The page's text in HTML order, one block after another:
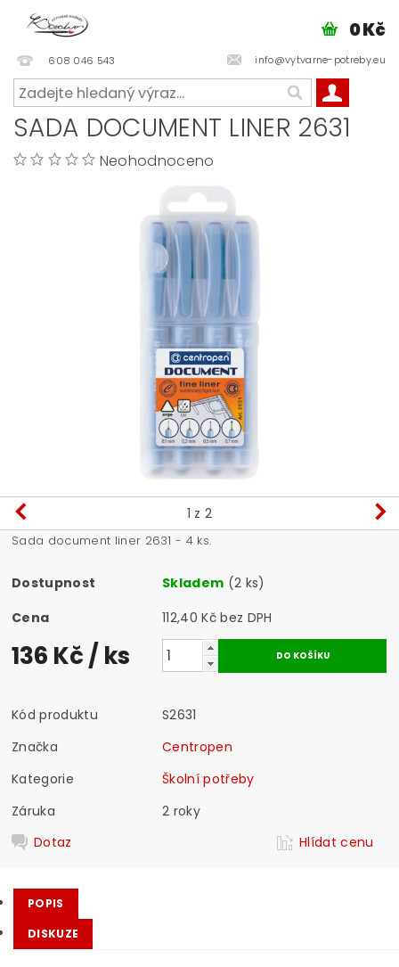
608 046 543 info@vytvarne-potreby.eu
0 Kč
SADA DOCUMENT LINER 2631
Neohodnoceno
1 z 2
Sada document liner 2631 - 4 ks.
Dostupnost Skladem (2 ks)
Cena
112,40 Kč bez DPH
136 Kč/ ks
Kód produktu
S2631
Značka
Centropen
Kategorie
Školní potřeby
Záruka
2 roky
Dotaz
Hlídat cenu
POPIS
DISKUZE